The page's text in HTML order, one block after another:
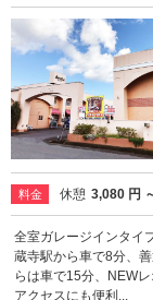
料金 休憩 3,080 円
全室ガレージインタイ
蔵寺駅から車で8分、
らは車で15分、NEW
アクセスにも便利...